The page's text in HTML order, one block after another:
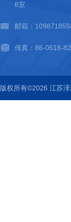
8室
邮箱：
传真：86-0518-
版权所有©2026 江苏